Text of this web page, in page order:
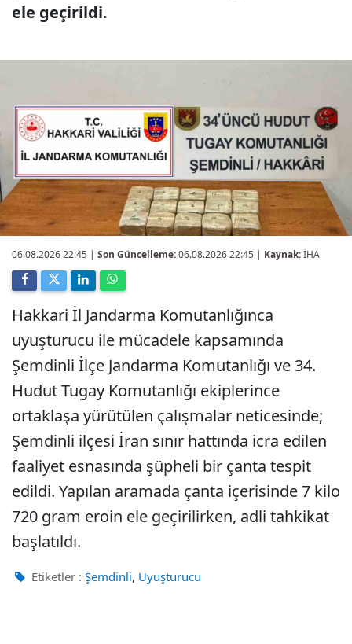
ele geçirildi.
06.08.2026 22:45 | Son Güncelleme:06.08.2026 22:45 | Kaynak:İHA
Hakkari İl Jandarma Komutanlığınca
uyuşturucu ile mücadele kapsamında
Şemdinli İlçe Jandarma Komutanlığı ve 34.
Hudut Tugay Komutanlığı ekiplerince
ortaklaşa yürütülen çalışmalar neticesinde;
Şemdinli ilçesi İran sınır hattında icra edilen
faaliyet esnasında şüpheli bir çanta tespit
edildi. Yapılan aramada çanta içerisinde 7 kilo
720 gram eroin ele geçirilirken, adli tahkikat
başlatıldı.
Etiketler : Şemdinli, Uyuşturucu